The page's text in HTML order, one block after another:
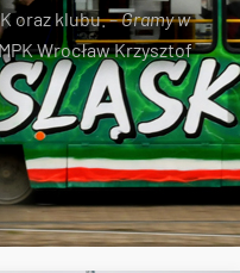
oraz klubu. –Gramy w
Wrocław Krzysztof